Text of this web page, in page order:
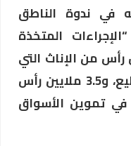
في ندوة الناطق
المتخذة
على 3 ملايين رأس من الإناث التي
ساهمت بدورها في تكاثر القطيع، و3.5 ملايين رأس
تموين الأسواق